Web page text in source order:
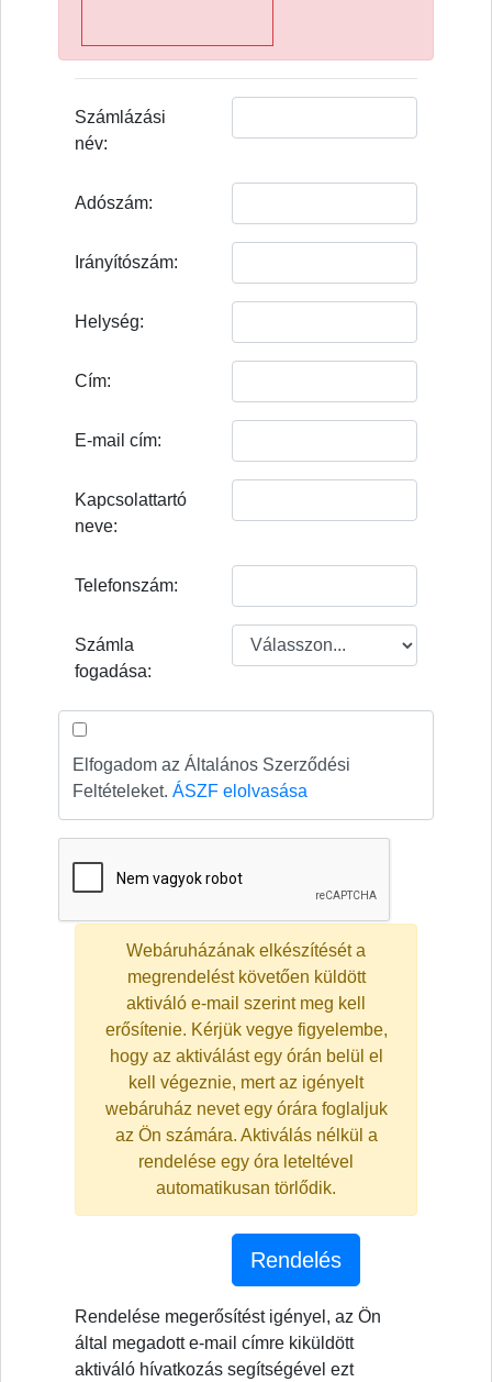
Számlázási
név:
Adószám:
Irányítószám:
Helység:
Cím:
E-mail cím:
Kapcsolattartó
neve:
Telefonszám:
Számla
fogadása:
Elfogadom az Általános Szerződési
Feltételeket. ÁSZF elolvasása
Webáruházának elkészítését a
megrendelést követően küldött
aktiváló e-mail szerint meg kell
erősítenie. Kérjük vegye figyelembe,
hogy az aktiválást egy órán belül el
kell végeznie, mert az igényelt
webáruház nevet egy órára foglaljuk
az Ön számára. Aktiválás nélkül a
rendelése egy óra leteltével
automatikusan törlődik.
Rendelés
Rendelése megerősítést igényel, az Ön
által megadott e-mail címre kiküldött
aktiváló hívatkozás segítségével ezt